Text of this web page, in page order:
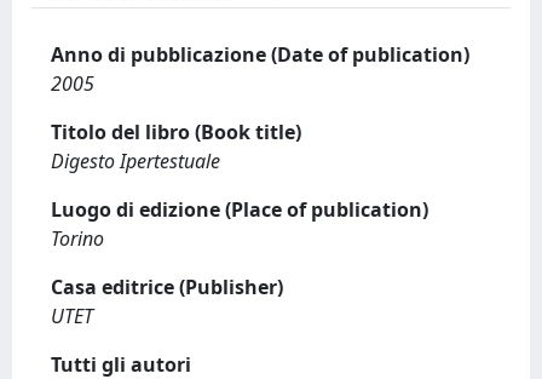
Anno di pubblicazione (Date of publication)
2005
Titolo del libro (Book title)
Digesto Ipertestuale
Luogo di edizione (Place of publication)
Torino
Casa editrice (Publisher)
UTET
Tutti gli autori